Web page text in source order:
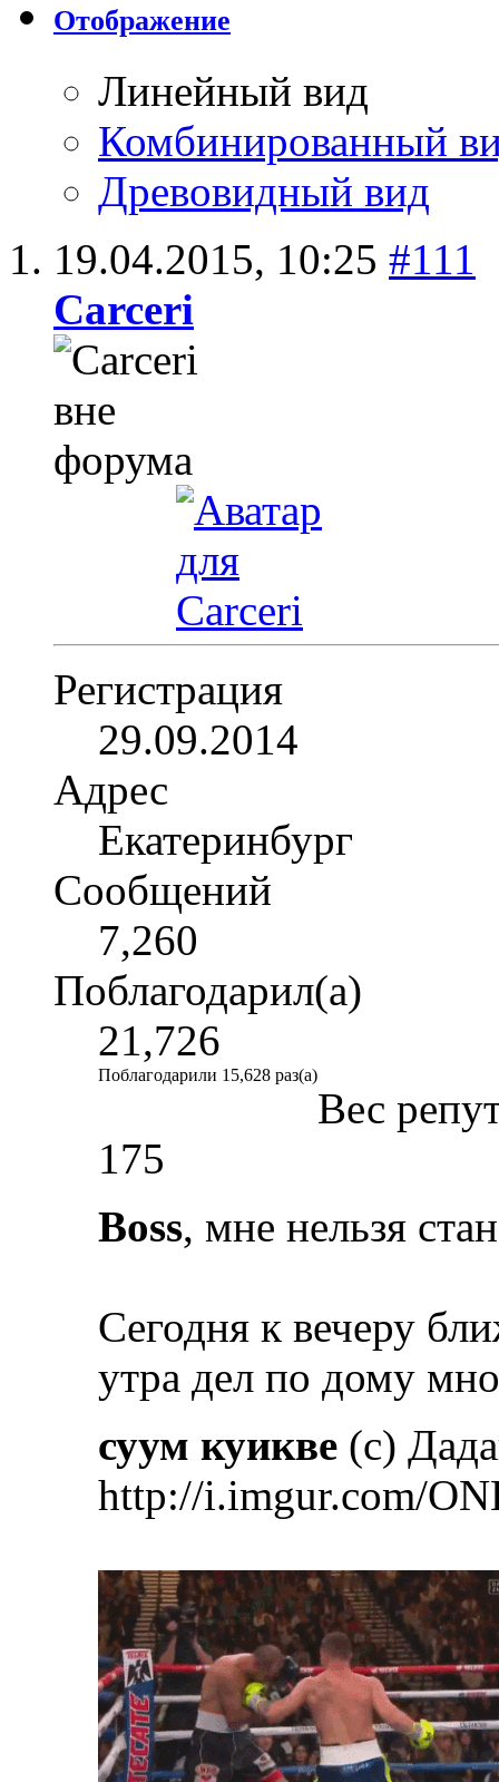
Отображение
Линейный вид
Комбинированный
Древовидный вид
19.04.2015, 10:25 #111
Carceri
Регистрация
29.09.2014
Адрес
Екатеринбург
Сообщений
7,260
Поблагодарил(а)
21,726
Поблагодарили 15,628 раз(а)
Вес
175
Boss, мне нельзя
Сегодня к вечеру
утра дел по дому
суум куикве (с)
http://i.imgur.com/